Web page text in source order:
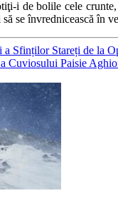
i de bolile cele
se învrednicească
a Sfinților Stareți de la
Cuviosului Paisie